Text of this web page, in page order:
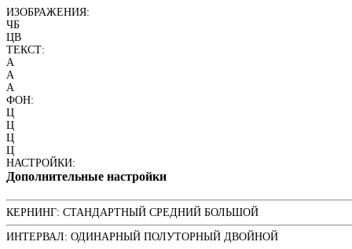
ИЗОБРАЖЕНИЯ:
ЧБ
ЦВ
ТЕКСТ:
A
A
A
ФОН:
Ц
Ц
Ц
Ц
НАСТРОЙКИ:
Дополнительные настройки
КЕРНИНГ: СТАНДАРТНЫЙ СРЕДНИЙ БОЛЬШОЙ
ИНТЕРВАЛ: ОДИНАРНЫЙ ПОЛУТОРНЫЙ ДВОЙНОЙ